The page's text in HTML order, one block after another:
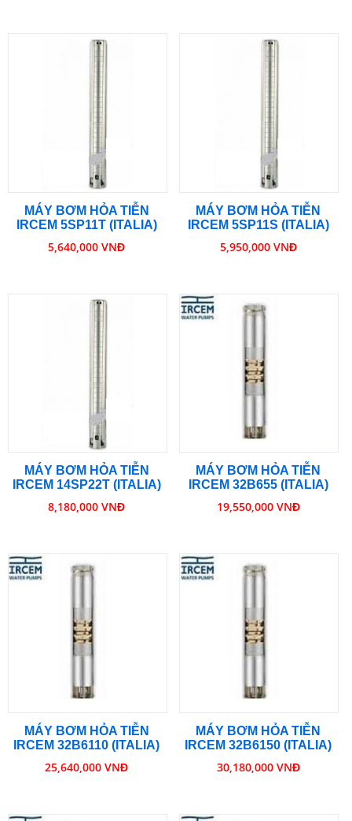
MÁY BƠM HỎA TIỄN
IRCEM 5SP11T (ITALIA)
5,640,000 VNĐ
MÁY BƠM HỎA TIỄN
IRCEM 5SP11S (ITALIA)
5,950,000 VNĐ
MÁY BƠM HỎA TIỄN
IRCEM 14SP22T (ITALIA)
8,180,000 VNĐ
MÁY BƠM HỎA TIỄN
IRCEM 32B655 (ITALIA)
19,550,000 VNĐ
MÁY BƠM HỎA TIỄN
IRCEM 32B6110 (ITALIA)
25,640,000 VNĐ
MÁY BƠM HỎA TIỄN
IRCEM 32B6150 (ITALIA)
30,180,000 VNĐ